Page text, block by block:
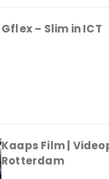
Gflex – Slim in ICT
Kaaps Film |
Rotterdam